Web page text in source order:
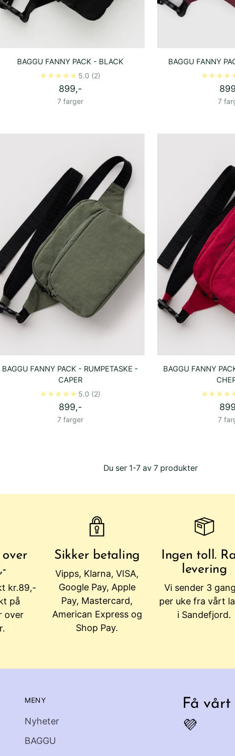
BAGGU FANNY PACK - BLACK
5.0 (2)
899,-
7 farger
BAGGU FANNY
7
BAGGU FANNY PACK - RUMPETASKE -
CAPER
5.0 (2)
899,-
7 farger
BAGGU FANNY
7
Du ser 1-7 av 7 produkter
kr.89,-
på
over
Sikker betaling
Vipps, Klarna, VISA,
Google Pay, Apple
Pay, Mastercard,
American Express og
Shop Pay.
Ingen toll.
levering
Vi sender 3
per uke fra vårt
i Sandefjord.
MENY
Nyheter
BAGGU
Få vårt
💜